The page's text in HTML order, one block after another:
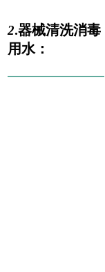
2.器械清洗消毒
用水：
——————————